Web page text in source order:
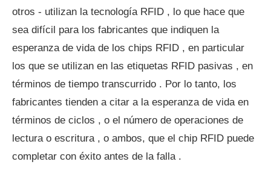
otros - utilizan la tecnología RFID , lo que hace que
sea difícil para los fabricantes que indiquen la
esperanza de vida de los chips RFID , en particular
los que se utilizan en las etiquetas RFID pasivas , en
términos de tiempo transcurrido . Por lo tanto, los
fabricantes tienden a citar a la esperanza de vida en
términos de ciclos , o el número de operaciones de
lectura o escritura , o ambos, que el chip RFID puede
completar con éxito antes de la falla .